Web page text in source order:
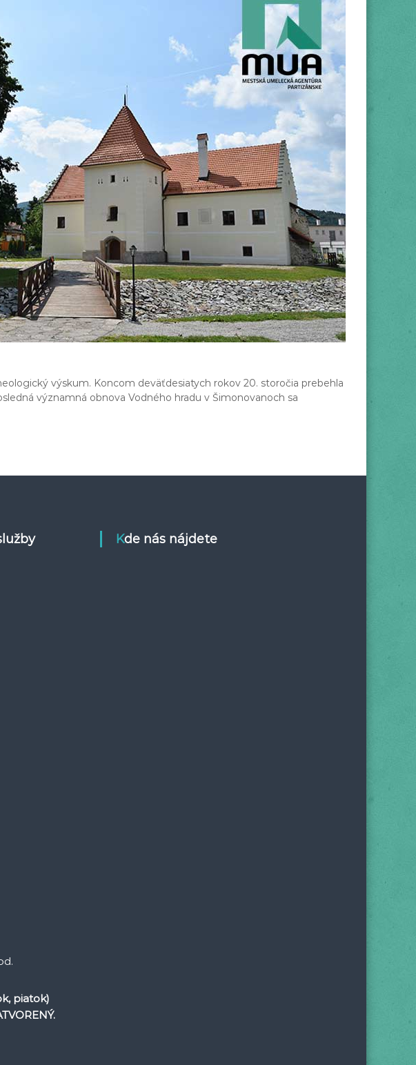
výskum. Koncom deväťdesiatych rokov 20. storočia prebehla
významná obnova Vodného hradu v Šimonovanoch sa
piatok)
Kde nás nájdete